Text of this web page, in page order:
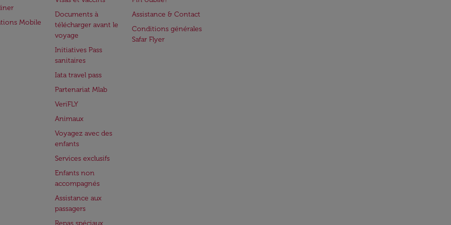
Mobile
Documents à
télécharger avant le
voyage
Initiatives Pass
sanitaires
Iata travel pass
Partenariat Mlab
VeriFLY
Animaux
Voyagez avec des
enfants
Services exclusifs
Enfants non
accompagnés
Assistance aux
passagers
Repas spéciaux
Assistance & Contact
Conditions générales
Safar Flyer